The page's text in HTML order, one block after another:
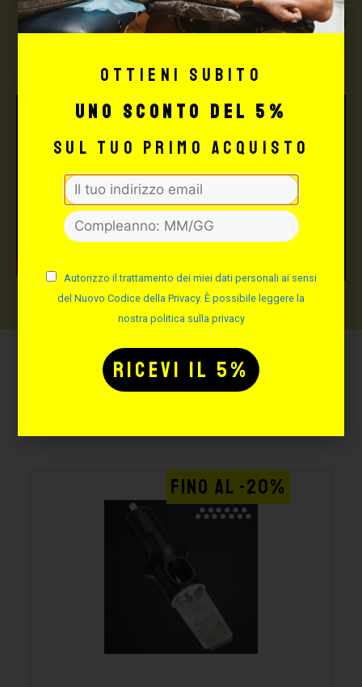
TUTTO PER IL TUO
Potrebbe interessarti
FINO AL -20%
Ottieni subito
uno sconto del 5%
sul tuo primo acquisto
Autorizzo il trattamento dei miei dati personali ai sensi
del Nuovo Codice della Privacy. È possibile leggere la
nostra politica sulla privacy